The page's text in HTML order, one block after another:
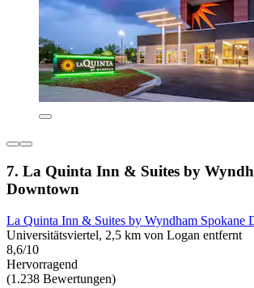
7. La Quinta Inn & Suites by
Downtown
La Quinta Inn & Suites by Wyndham Spokane
Universitätsviertel, 2,5 km von Logan entfernt
8,6/10
Hervorragend
(1.238 Bewertungen)